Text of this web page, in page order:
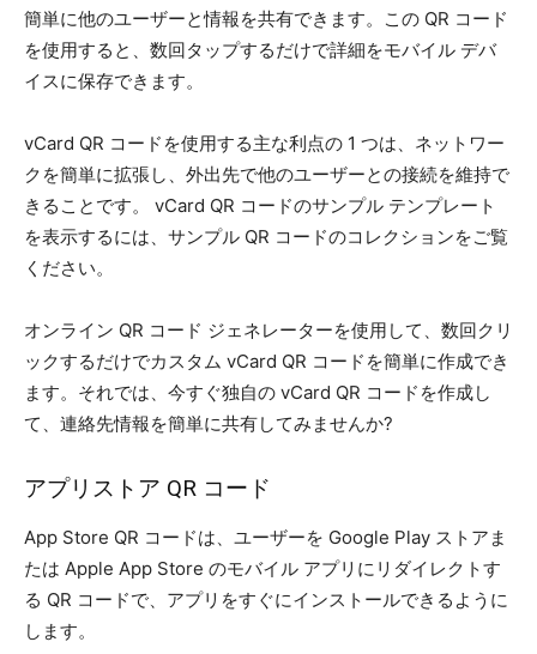
簡単に他のユーザーと情報を共有できます。この QR コード
を使用すると、数回タップするだけで詳細をモバイル デバ
イスに保存できます。
vCard QR コードを使用する主な利点の 1 つは、ネットワー
クを簡単に拡張し、外出先で他のユーザーとの接続を維持で
きることです。 vCard QR コードのサンプル テンプレート
を表示するには、サンプル QR コードのコレクションをご覧
ください。
オンライン QR コード ジェネレーターを使用して、数回クリ
ックするだけでカスタム vCard QR コードを簡単に作成でき
ます。それでは、今すぐ独自の vCard QR コードを作成し
て、連絡先情報を簡単に共有してみませんか?
アプリストア QR コード
App Store QR コードは、ユーザーを Google Play ストアま
たは Apple App Store のモバイル アプリにリダイレクトす
る QR コードで、アプリをすぐにインストールできるように
します。